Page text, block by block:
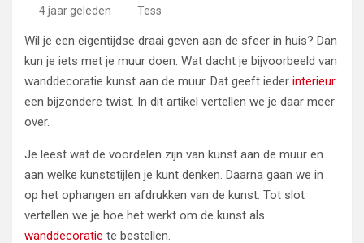
4 jaar geleden Tess
Wil je een eigentijdse draai geven aan de sfeer in huis? Dan
kun je iets met je muur doen. Wat dacht je bijvoorbeeld van
wanddecoratie kunst aan de muur. Dat geeft ieder interieur
een bijzondere twist. In dit artikel vertellen we je daar meer
over.
Je leest wat de voordelen zijn van kunst aan de muur en
aan welke kunststijlen je kunt denken. Daarna gaan we in
op het ophangen en afdrukken van de kunst. Tot slot
vertellen we je hoe het werkt om de kunst als
wanddecoratie te bestellen.